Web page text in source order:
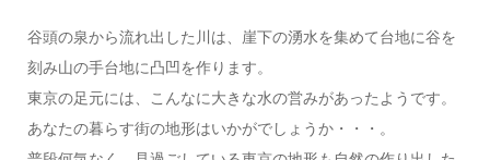
谷頭の泉から流れ出した川は、崖下の湧水を集めて台地に谷を
刻み山の手台地に凸凹を作ります。
東京の足元には、こんなに大きな水の営みがあったようです。
あなたの暮らす街の地形はいかがでしょうか・・・。